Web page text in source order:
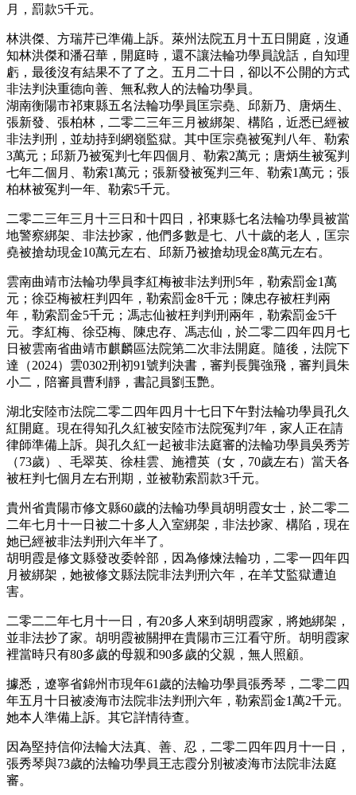
月，罰款5千元。
林洪傑、方瑞芹已準備上訴。萊州法院五月十五日開庭，沒通
知林洪傑和潘召華，開庭時，還不讓法輪功學員說話，自知理
虧，最後沒有結果不了了之。五月二十日，卻以不公開的方式
非法判決重德向善、無私救人的法輪功學員。
湖南衡陽市祁東縣五名法輪功學員匡宗堯、邱新乃、唐炳生、
張新發、張柏林，二零二三年三月被綁架、構陷，近悉已經被
非法判刑，並劫持到網嶺監獄。其中匡宗堯被冤判八年、勒索
3萬元；邱新乃被冤判七年四個月、勒索2萬元；唐炳生被冤判
七年二個月、勒索1萬元；張新發被冤判三年、勒索1萬元；張
柏林被冤判一年、勒索5千元。
二零二三年三月十三日和十四日，祁東縣七名法輪功學員被當
地警察綁架、非法抄家，他們多數是七、八十歲的老人，匡宗
堯被搶劫現金10萬元左右、邱新乃被搶劫現金8萬元左右。
雲南曲靖市法輪功學員李紅梅被非法判刑5年，勒索罰金1萬
元；徐亞梅被枉判四年，勒索罰金8千元；陳忠存被枉判兩
年，勒索罰金5千元；馮志仙被枉判判刑兩年，勒索罰金5千
元。李紅梅、徐亞梅、陳忠存、馮志仙，於二零二四年四月七
日被雲南省曲靖市麒麟區法院第二次非法開庭。隨後，法院下
達（2024）雲0302刑初91號判決書，審判長龔強飛，審判員朱
小二，陪審員曹利靜，書記員劉玉艷。
湖北安陸市法院二零二四年四月十七日下午對法輪功學員孔久
紅開庭。現在得知孔久紅被安陸市法院冤判7年，家人正在請
律師準備上訴。與孔久紅一起被非法庭審的法輪功學員吳秀芳
（73歲）、毛翠英、徐桂雲、施禮英（女，70歲左右）當天各
被枉判七個月左右刑期，並被勒索罰款3千元。
貴州省貴陽市修文縣60歲的法輪功學員胡明霞女士，於二零二
二年七月十一日被二十多人入室綁架，非法抄家、構陷，現在
她已經被非法判刑六年半了。
胡明霞是修文縣發改委幹部，因為修煉法輪功，二零一四年四
月被綁架，她被修文縣法院非法判刑六年，在羊艾監獄遭迫
害。
二零二二年七月十一日，有20多人來到胡明霞家，將她綁架，
並非法抄了家。胡明霞被關押在貴陽市三江看守所。胡明霞家
裡當時只有80多歲的母親和90多歲的父親，無人照顧。
據悉，遼寧省錦州市現年61歲的法輪功學員張秀琴，二零二四
年五月十日被凌海市法院非法判刑六年，勒索罰金1萬2千元。
她本人準備上訴。其它詳情待查。
因為堅持信仰法輪大法真、善、忍，二零二四年四月十一日，
張秀琴與73歲的法輪功學員王志霞分別被凌海市法院非法庭
審。